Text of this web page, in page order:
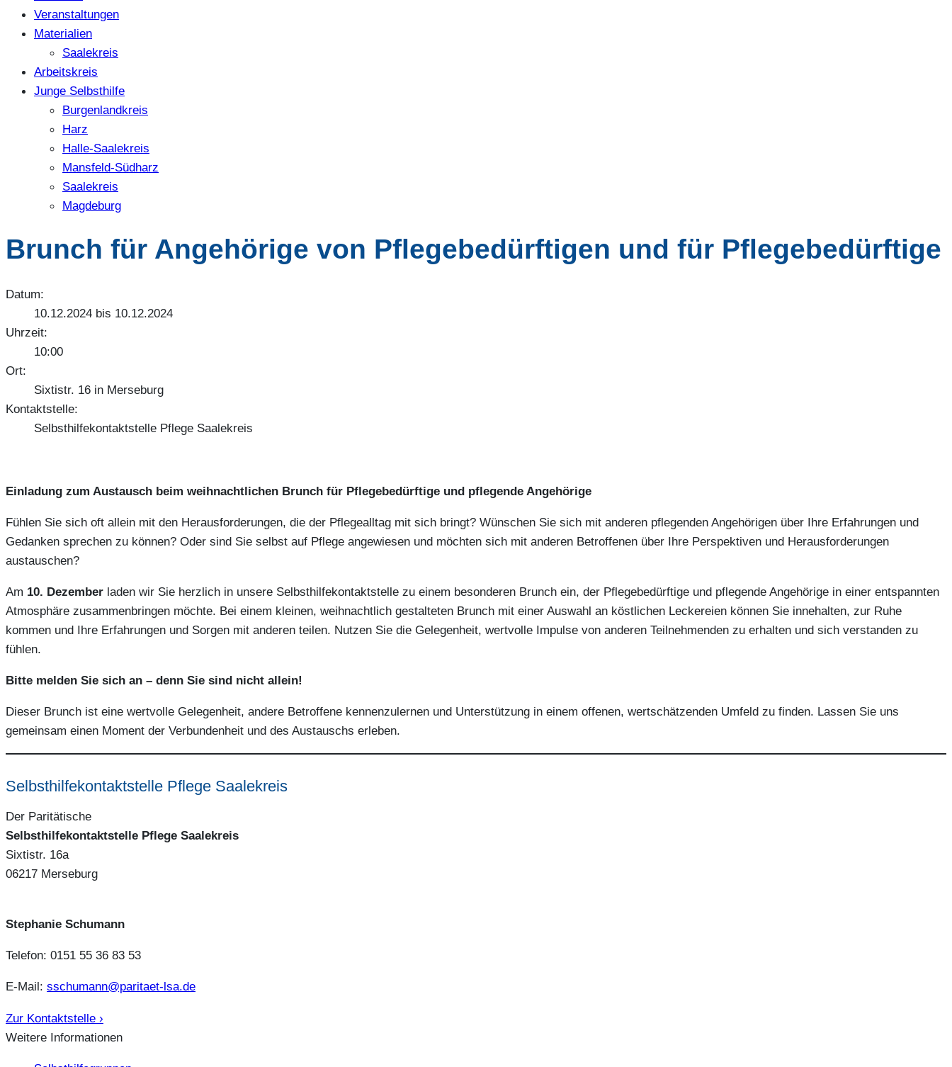
Veranstaltungen
Materialien
Saalekreis
Arbeitskreis
Junge Selbsthilfe
Burgenlandkreis
Harz
Halle-Saalekreis
Mansfeld-Südharz
Saalekreis
Magdeburg
Brunch für Angehörige von Pflegebedürftigen und für Pflegebedürftige
Datum:
10.12.2024 bis 10.12.2024
Uhrzeit:
10:00
Ort:
Sixtistr. 16 in Merseburg
Kontaktstelle:
Selbsthilfekontaktstelle Pflege Saalekreis
Einladung zum Austausch beim weihnachtlichen Brunch für Pflegebedürftige und pflegende Angehörige
Fühlen Sie sich oft allein mit den Herausforderungen, die der Pflegealltag mit sich bringt? Wünschen Sie sich mit anderen pflegenden Angehörigen über Ihre Erfahrungen und
Gedanken sprechen zu können? Oder sind Sie selbst auf Pflege angewiesen und möchten sich mit anderen Betroffenen über Ihre Perspektiven und Herausforderungen
austauschen?
Am 10. Dezember laden wir Sie herzlich in unsere Selbsthilfekontaktstelle zu einem besonderen Brunch ein, der Pflegebedürftige und pflegende Angehörige in einer entspannten
Atmosphäre zusammenbringen möchte. Bei einem kleinen, weihnachtlich gestalteten Brunch mit einer Auswahl an köstlichen Leckereien können Sie innehalten, zur Ruhe
kommen und Ihre Erfahrungen und Sorgen mit anderen teilen. Nutzen Sie die Gelegenheit, wertvolle Impulse von anderen Teilnehmenden zu erhalten und sich verstanden zu
fühlen.
Bitte melden Sie sich an – denn Sie sind nicht allein!
Dieser Brunch ist eine wertvolle Gelegenheit, andere Betroffene kennenzulernen und Unterstützung in einem offenen, wertschätzenden Umfeld zu finden. Lassen Sie uns
gemeinsam einen Moment der Verbundenheit und des Austauschs erleben.
Selbsthilfekontaktstelle Pflege Saalekreis
Der Paritätische
Selbsthilfekontaktstelle Pflege Saalekreis
Sixtistr. 16a
06217 Merseburg
Stephanie Schumann
Telefon: 0151 55 36 83 53
E-Mail: sschumann@paritaet-lsa.de
Zur Kontaktstelle ›
Weitere Informationen